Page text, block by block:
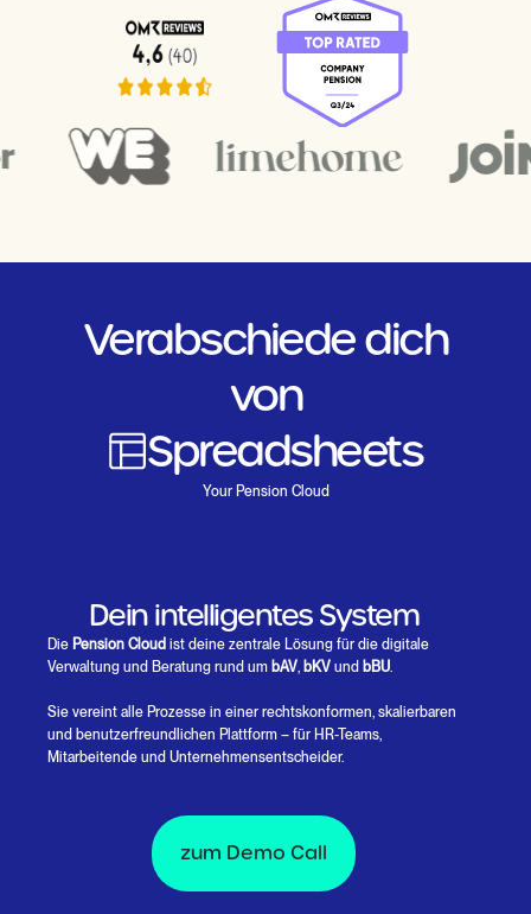
Verabschiede dich
von
Spreadsheets
Papierkram
Manuellen Prozessen
Your Pension Cloud
Dein intelligentes System
Die Pension Cloud ist deine zentrale Lösung für die digitale
Verwaltung und Beratung rund um bAV, bKV und bBU.
Sie vereint alle Prozesse in einer rechtskonformen, skalierbaren
und benutzerfreundlichen Plattform – für HR-Teams,
Mitarbeitende und Unternehmensentscheider.
zum Demo Call